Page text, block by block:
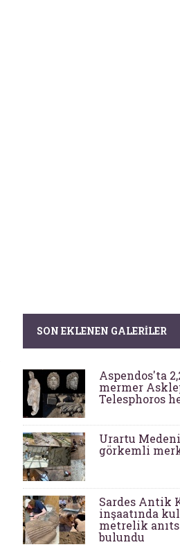
SON EKLENEN GALERILER
Aspendos'ta
mermer
Telesphoros
Urartu
görkemli
Sardes Antik
inşaatında
metrelik
bulundu